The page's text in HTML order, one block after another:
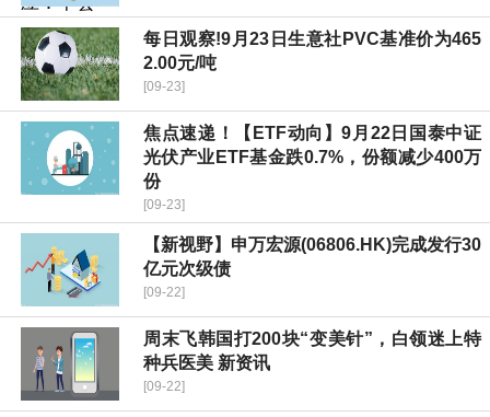
每日观察!9月23日生意社PVC基准价为465
2.00元/吨
[09-23]
焦点速递！【ETF动向】9月22日国泰中证
光伏产业ETF基金跌0.7%，份额减少400万
份
[09-23]
【新视野】申万宏源(06806.HK)完成发行30
亿元次级债
[09-22]
周末飞韩国打200块“变美针”，白领迷上特
种兵医美 新资讯
[09-22]